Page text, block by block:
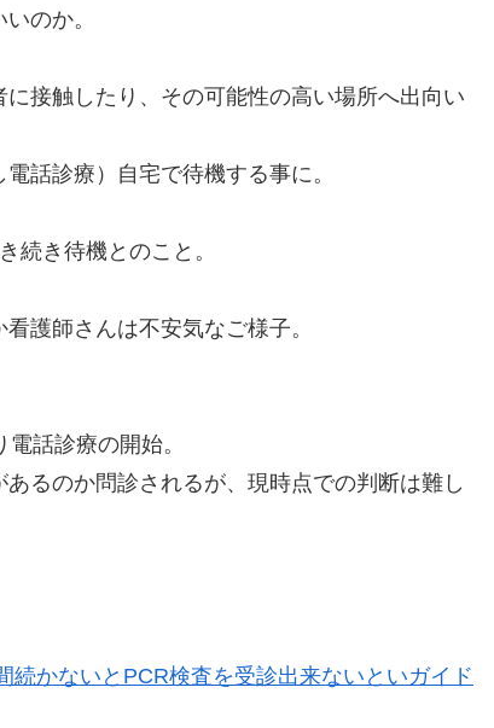
のか。
接触したり、その可能性の高い場所へ出向い
話診療）自宅で待機する事に。
続き待機とのこと。
護師さんは不安気なご様子。
話診療の開始。
るのか問診されるが、現時点での判断は難し
続かないとPCR検査を受診出来ないといガイド